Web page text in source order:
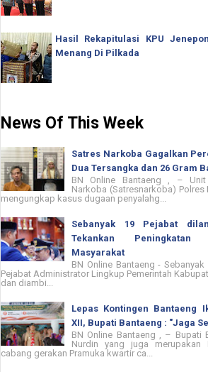
Hasil Rekapitulasi KPU
Menang Di Pilkada
News Of This Week
Satres Narkoba Gagalkan
Dua Tersangka dan 26 Gram
BN Online Bantaeng , – Unit
Narkoba (Satresnarkoba)
mengungkap kasus dugaan penyalahg...
Sebanyak 19 Pejabat
Tekankan Peningkatan
Masyarakat
BN Online Bantaeng -
Pejabat Administrator Lingkup Pemerintah
dan diambi...
Lepas Kontingen Bantaeng
XII, Bupati Bantaeng : "Jaga
BN Online Bantaeng , – Bupati
Nurdin yang juga merupakan
cabang gerakan Pramuka kwartir ca...